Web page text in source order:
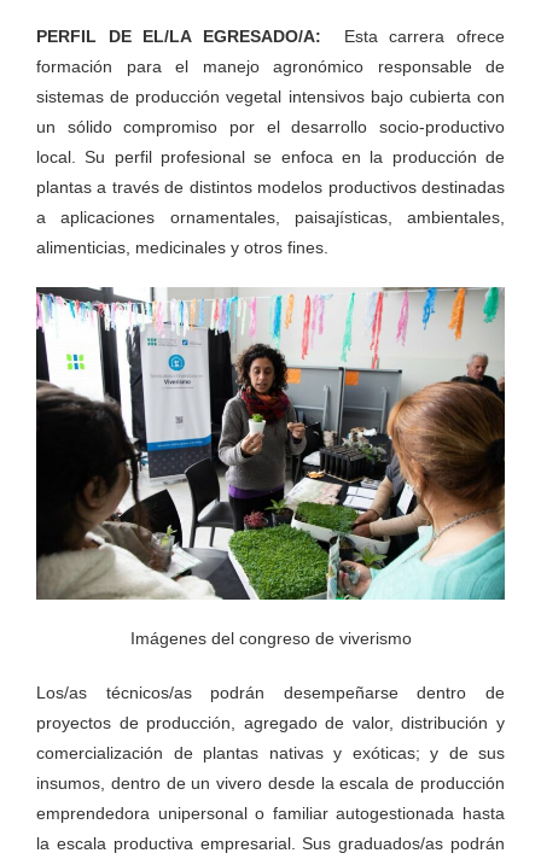
PERFIL DE EL/LA EGRESADO/A:
Esta carrera ofrece
formación para el manejo agronómico responsable de
sistemas de producción vegetal intensivos bajo cubierta con
un sólido compromiso por el desarrollo socio-productivo
local. Su perfil profesional se enfoca en la producción de
plantas a través de distintos modelos productivos destinadas
a aplicaciones ornamentales, paisajísticas, ambientales,
alimenticias, medicinales y otros fines.
Imágenes del congreso de viverismo
Los/as técnicos/as podrán desempeñarse dentro de
proyectos de producción, agregado de valor, distribución y
comercialización de plantas nativas y exóticas; y de sus
insumos, dentro de un vivero desde la escala de producción
emprendedora unipersonal o familiar autogestionada hasta
la escala productiva empresarial. Sus graduados/as podrán